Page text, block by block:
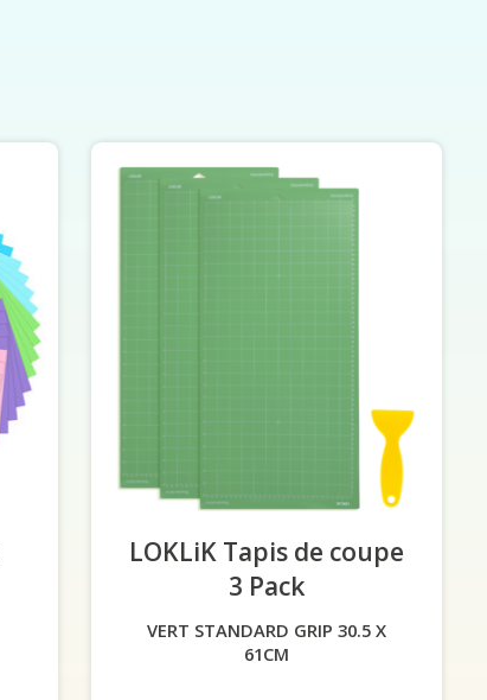
LOKLiK Tapis de coupe
3 Pack
VERT STANDARD GRIP 30.5 X
61CM